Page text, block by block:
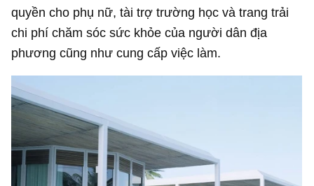
quyền cho phụ nữ, tài trợ trường học và trang trải
chi phí chăm sóc sức khỏe của người dân địa
phương cũng như cung cấp việc làm.